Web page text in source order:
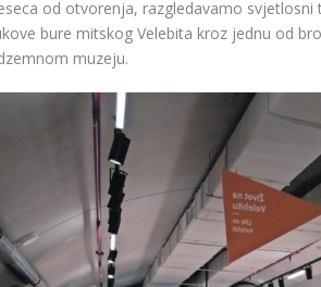
od otvorenja, razgledavamo
bure mitskog Velebita kroz jednu od
muzeju.